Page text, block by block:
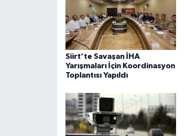
Siirt’te Savaşan İHA
Yarışmaları İçin Koordinasyon
Toplantısı Yapıldı